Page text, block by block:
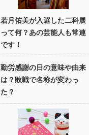
若月佑美が入選した二科展
って何？あの芸能人も常連
です！
勤労感謝の日の意味や由来
は？敗戦で名称が変わっ
た？